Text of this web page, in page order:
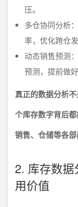
压。
多仓协同分析
率，优化跨仓
动态销售预测
预测，提前做
真正的数据分析
个库存数字背后
销售、仓储等各
2. 库存数
用价值